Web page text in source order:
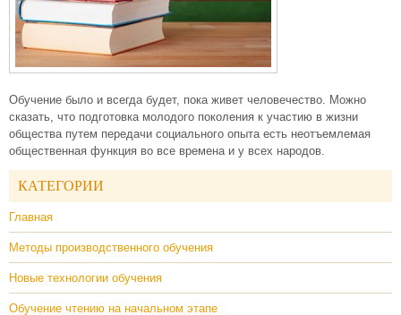
Обучение было и всегда будет, пока живет человечество. Можно
сказать, что подготовка молодого поколения к участию в жизни
общества путем передачи социального опыта есть неотъемлемая
общественная функция во все времена и у всех народов.
КАТЕГОРИИ
Главная
Методы производственного обучения
Новые технологии обучения
Обучение чтению на начальном этапе